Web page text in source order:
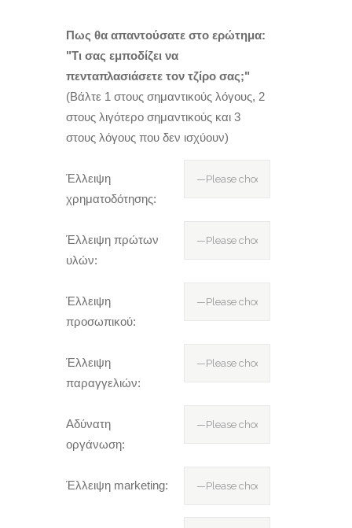
Πως θα απαντούσατε στο ερώτημα:
"Τι σας εμποδίζει να
πενταπλασιάσετε τον τζίρο σας;"
(Βάλτε 1 στους σημαντικούς λόγους, 2
στους λιγότερο σημαντικούς και 3
στους λόγους που δεν ισχύουν)
Έλλειψη
χρηματοδότησης:
Έλλειψη πρώτων
υλών:
Έλλειψη
προσωπικού:
Έλλειψη
παραγγελιών:
Αδύνατη
οργάνωση:
Έλλειψη marketing: